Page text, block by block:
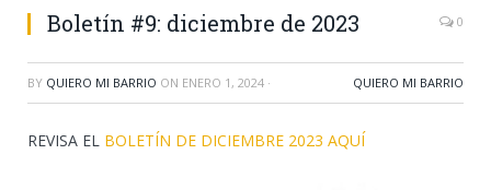
Boletín #9: diciembre de 2023 0
BY QUIERO MI BARRIO ON ENERO 1, 2024 · QUIERO MI BARRIO
REVISA EL BOLETÍN DE DICIEMBRE 2023 AQUÍ